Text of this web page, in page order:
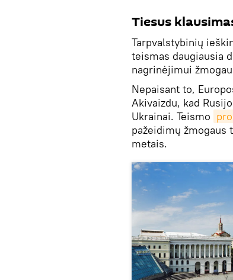
Tiesus
Tarpvalstybinių
teismas daugiausia
nagrinėjimui
Nepaisant to,
Akivaizdu, kad
Ukrainai. Teismo
pažeidimų
metais.